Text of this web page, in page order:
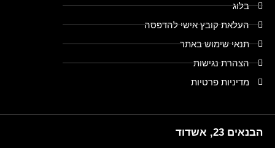
בלוג
העלאת קובץ אישי להדפסה
תנאי שימוש באתר
הצהרת נגישות
מדיניות פרטיות
הבנאים 23, אשדוד